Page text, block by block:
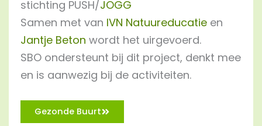
stichting PUSH/JOGG
Samen met van IVN Natuureducatie en
Jantje Beton wordt het uirgevoerd.
SBO ondersteunt bij dit project, denkt mee
en is aanwezig bij de activiteiten.
Gezonde Buurt